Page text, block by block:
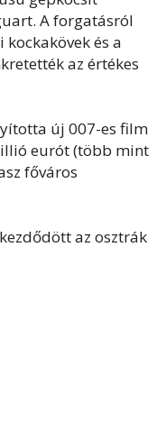
A forgatásról
és a
az értékes
új 007-es film
eurót (több mint
főváros
az osztrák